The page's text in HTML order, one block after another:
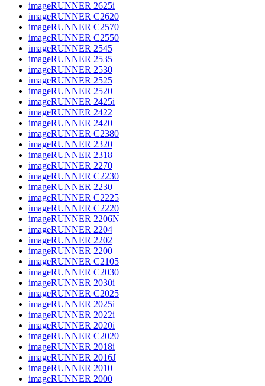
imageRUNNER 2625i
imageRUNNER C2620
imageRUNNER C2570
imageRUNNER C2550
imageRUNNER 2545
imageRUNNER 2535
imageRUNNER 2530
imageRUNNER 2525
imageRUNNER 2520
imageRUNNER 2425i
imageRUNNER 2422
imageRUNNER 2420
imageRUNNER C2380
imageRUNNER 2320
imageRUNNER 2318
imageRUNNER 2270
imageRUNNER C2230
imageRUNNER 2230
imageRUNNER C2225
imageRUNNER C2220
imageRUNNER 2206N
imageRUNNER 2204
imageRUNNER 2202
imageRUNNER 2200
imageRUNNER C2105
imageRUNNER C2030
imageRUNNER 2030i
imageRUNNER C2025
imageRUNNER 2025i
imageRUNNER 2022i
imageRUNNER 2020i
imageRUNNER C2020
imageRUNNER 2018i
imageRUNNER 2016J
imageRUNNER 2010
imageRUNNER 2000